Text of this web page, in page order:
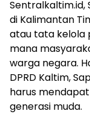
Sentralkaltim.id,
di Kalimantan
atau tata kelola
mana
warga negara.
DPRD Kaltim,
harus
generasi muda.